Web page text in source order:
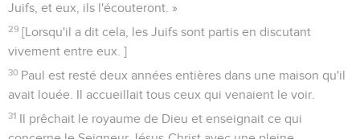
Juifs, et eux, ils l'écouteront. »
29 [Lorsqu'il a dit cela, les Juifs sont partis en discutant
vivement entre eux. ]
30 Paul est resté deux années entières dans une maison qu'il
avait louée. Il accueillait tous ceux qui venaient le voir.
31 Il prêchait le royaume de Dieu et enseignait ce qui